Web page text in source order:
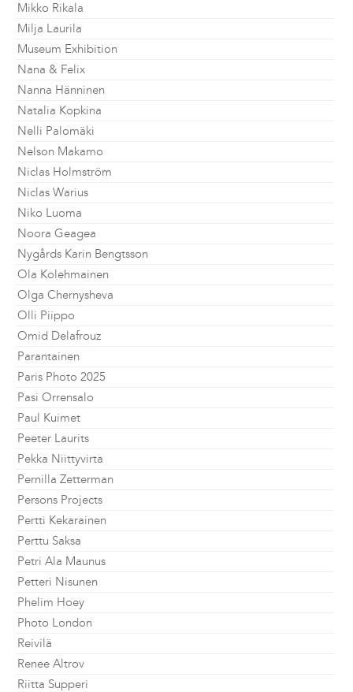
Mikko Rikala
Milja Laurila
Museum Exhibition
Nana & Felix
Nanna Hänninen
Natalia Kopkina
Nelli Palomäki
Nelson Makamo
Niclas Holmström
Niclas Warius
Niko Luoma
Noora Geagea
Nygårds Karin Bengtsson
Ola Kolehmainen
Olga Chernysheva
Olli Piippo
Omid Delafrouz
Parantainen
Paris Photo 2025
Pasi Orrensalo
Paul Kuimet
Peeter Laurits
Pekka Niittyvirta
Pernilla Zetterman
Persons Projects
Pertti Kekarainen
Perttu Saksa
Petri Ala Maunus
Petteri Nisunen
Phelim Hoey
Photo London
Reivilä
Renee Altrov
Riitta Supperi